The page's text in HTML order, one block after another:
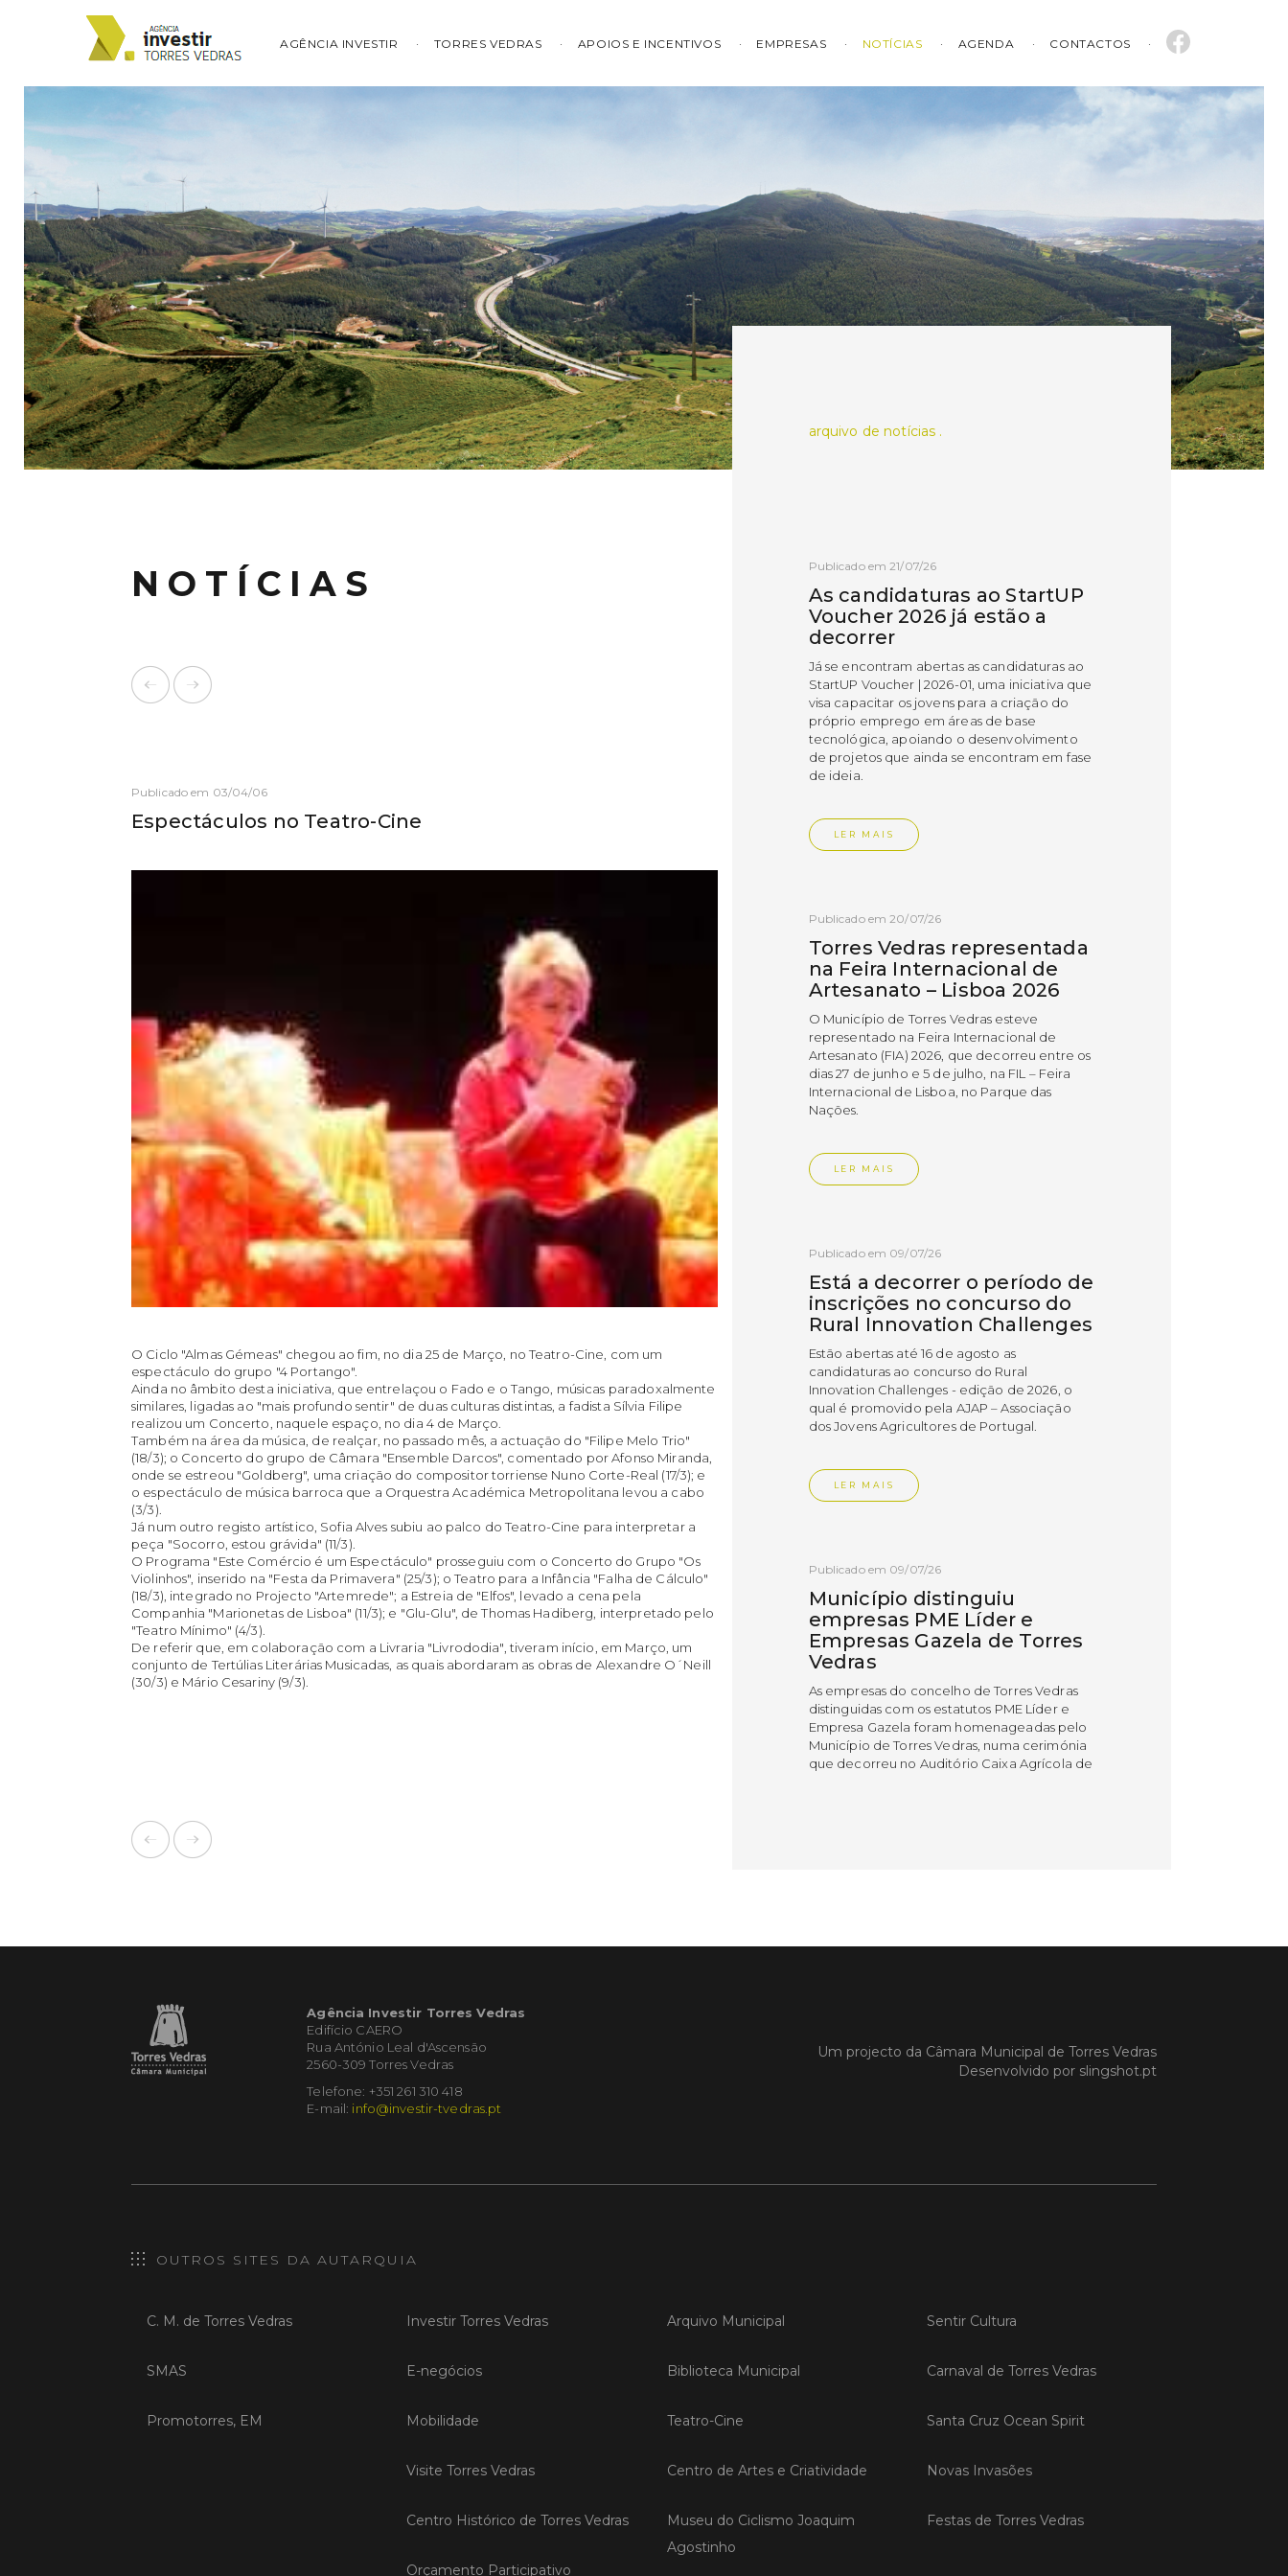
AGÊNCIA INVESTIR TORRES VEDRAS APOIOS E INCENTIVOS EMPRESAS NOTÍCIAS AGENDA CONTACTOS
NOTÍCIAS
Publicado em 03/04/06
Espectáculos no Teatro-Cine
O Ciclo "Almas Gémeas" chegou ao fim, no dia 25 de Março, no Teatro-Cine, com um
espectáculo do grupo "4 Portango".
Ainda no âmbito desta iniciativa, que entrelaçou o Fado e o Tango, músicas paradoxalmente
similares, ligadas ao "mais profundo sentir" de duas culturas distintas, a fadista Sílvia Filipe
realizou um Concerto, naquele espaço, no dia 4 de Março.
Também na área da música, de realçar, no passado mês, a actuação do "Filipe Melo Trio"
(18/3); o Concerto do grupo de Câmara "Ensemble Darcos", comentado por Afonso Miranda,
onde se estreou "Goldberg", uma criação do compositor torriense Nuno Corte-Real (17/3); e
o espectáculo de música barroca que a Orquestra Académica Metropolitana levou a cabo
(3/3).
Já num outro registo artístico, Sofia Alves subiu ao palco do Teatro-Cine para interpretar a
peça "Socorro, estou grávida" (11/3).
O Programa "Este Comércio é um Espectáculo" prosseguiu com o Concerto do Grupo "Os
Violinhos", inserido na "Festa da Primavera" (25/3); o Teatro para a Infância "Falha de Cálculo"
(18/3), integrado no Projecto "Artemrede"; a Estreia de "Elfos", levado a cena pela
Companhia "Marionetas de Lisboa" (11/3); e "Glu-Glu", de Thomas Hadiberg, interpretado pelo
"Teatro Mínimo" (4/3).
De referir que, em colaboração com a Livraria "Livrododia", tiveram início, em Março, um
conjunto de Tertúlias Literárias Musicadas, as quais abordaram as obras de Alexandre O´Neill
(30/3) e Mário Cesariny (9/3).
arquivo de notícias .
Publicado em 21/07/26
As candidaturas ao StartUP
Voucher 2026 já estão a
decorrer
Já se encontram abertas as candidaturas ao
StartUP Voucher | 2026-01, uma iniciativa que
visa capacitar os jovens para a criação do
próprio emprego em áreas de base
tecnológica, apoiando o desenvolvimento
de projetos que ainda se encontram em fase
de ideia.
LER MAIS
Publicado em 20/07/26
Torres Vedras representada
na Feira Internacional de
Artesanato – Lisboa 2026
O Município de Torres Vedras esteve
representado na Feira Internacional de
Artesanato (FIA) 2026, que decorreu entre os
dias 27 de junho e 5 de julho, na FIL – Feira
Internacional de Lisboa, no Parque das
Nações.
LER MAIS
Publicado em 09/07/26
Está a decorrer o período de
inscrições no concurso do
Rural Innovation Challenges
Estão abertas até 16 de agosto as
candidaturas ao concurso do Rural
Innovation Challenges - edição de 2026, o
qual é promovido pela AJAP – Associação
dos Jovens Agricultores de Portugal.
LER MAIS
Publicado em 09/07/26
Município distinguiu
empresas PME Líder e
Empresas Gazela de Torres
Vedras
As empresas do concelho de Torres Vedras
distinguidas com os estatutos PME Líder e
Empresa Gazela foram homenageadas pelo
Município de Torres Vedras, numa cerimónia
que decorreu no Auditório Caixa Agrícola de
Publicado em 08/07/26
Um memorando de entendimento entre o
Torres Vedras recebeu a 13.ª
edição da Semana INOV-E
Vedras regressou entre os dias 13 e 16 de abril,
empresarial e especialistas num conjunto de
iniciativas focadas na inovação, criação de
competências empreendedoras.
LER MAIS
Agência Investir Torres Vedras
Edifício CAERO
Rua António Leal d'Ascensão
2560-309 Torres Vedras
Telefone: +351 261 310 418
E-mail: info@investir-tvedras.pt
Um projecto da Câmara Municipal de Torres Vedras
Desenvolvido por slingshot.pt
OUTROS SITES DA AUTARQUIA
C. M. de Torres Vedras
SMAS
Promotorres, EM
Investir Torres Vedras
E-negócios
Mobilidade
Visite Torres Vedras
Centro Histórico de Torres Vedras
Orçamento Participativo
Arquivo Municipal
Biblioteca Municipal
Teatro-Cine
Centro de Artes e Criatividade
Museu do Ciclismo Joaquim
Agostinho
Sentir Cultura
Carnaval de Torres Vedras
Santa Cruz Ocean Spirit
Novas Invasões
Festas de Torres Vedras